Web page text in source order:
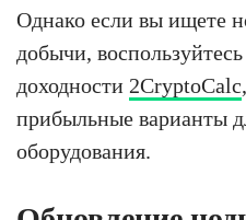
Однако если вы ищете
добычи,
доходности 2CryptoCalc
прибыльные варианты
оборудования.